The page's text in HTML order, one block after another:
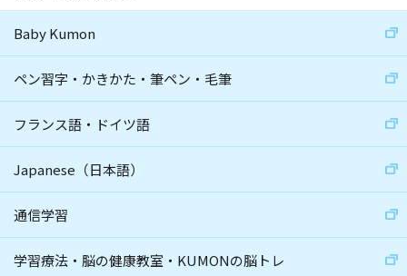
Baby Kumon
ペン習字・かきかた・筆ペン・毛筆
フランス語・ドイツ語
Japanese（日本語）
通信学習
学習療法・脳の健康教室・KUMONの脳トレ